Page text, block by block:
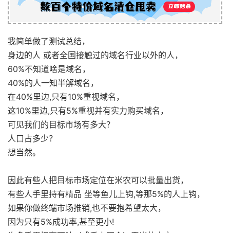
我简单做了测试总结，
身边的人 或者全国接触过的域名行业以外的人，
60%不知道啥是域名，
40%的人一知半解域名，
在40%里边,只有10%重视域名，
这10%里边,只有5%重视并有实力购买域名，
可见我们的目标市场有多大？
人口占多少？
想当然。
因此有些人把目标市场定位在米农可以批量出货，
有些人手里持有精品 坐等鱼儿上钩,等那5%的人上钩，
如果你做终端市场推销,也不要抱希望太大，
因为只有5%成功率,甚至更小!